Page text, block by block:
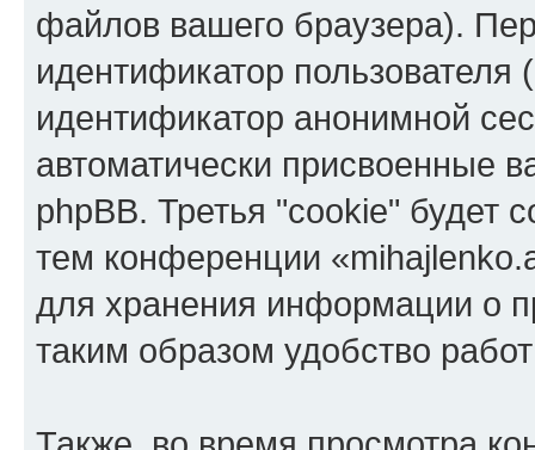
файлов вашего браузера).
идентификатор
идентификатор анонимной
автоматически присвоенные
phpBB. Третья "cookie" будет
тем конференции
для хранения информации о
таким образом удобство